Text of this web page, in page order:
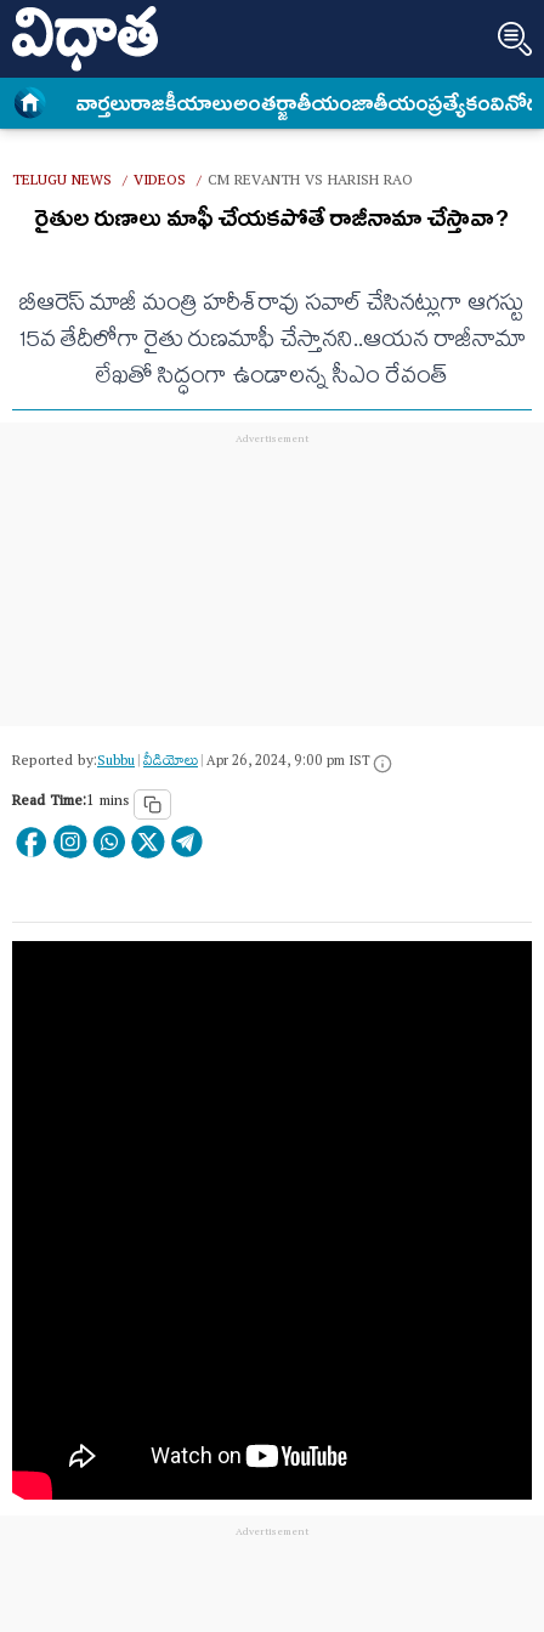
వార్త‌లురాజకీయాలుఅంత‌ర్జాతీయంజాతీయంప్రత్యేకం
TELUGU NEWS / VIDEOS / CM REVANTH VS HARISH RAO
రైతుల రుణాలు మాఫీ చేయకపోతే రాజీనామా చేస్తావా?
బీఆరెస్ మాజీ మంత్రి హరీశ్‌రావు సవాల్ చేసినట్లుగా ఆగస్టు
15వ తేదీలోగా రైతు రుణమాఫీ చేస్తానని..ఆయన రాజీనామా
లేఖతో సిద్ధంగా ఉండాలన్న సీఎం రేవంత్
Reported by:Subbu|వీడియోలు|Apr 26, 2024, 9:00 pm IST
Read Time:1 mins